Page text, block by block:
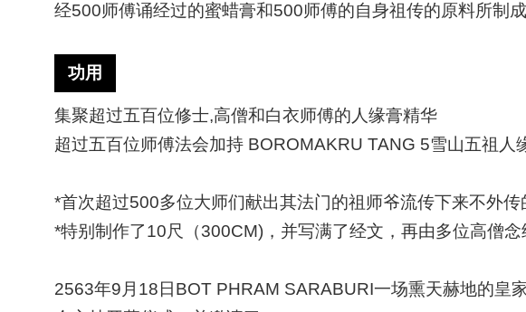
经500师傅诵经过的蜜蜡膏和500师傅的自身祖传的原料所制成
功用
集聚超过五百位修士,高僧和白衣师傅的人缘膏精华
超过五百位师傅法会加持 BOROMAKRU TANG 5雪山五祖人
*首次超过500多位大师们献出其法门的祖师爷流传下来不外传
*特别制作了10尺（300CM)，并写满了经文，再由多位高僧
2563年9月18日BOT PHRAM SARABURI一场熏天赫地的皇